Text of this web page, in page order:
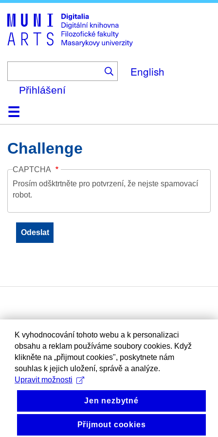
to
main
content
English
Přihlášení
DomůKolekce
Prohlížení
Vyhledávání
O platformě
Nápověda
KontaktDigitalia
Challenge
CAPTCHA
Prosím odšktrtněte pro potvrzení, že nejste spamovací
robot.
K vyhodnocování tohoto webu a k personalizaci
obsahu a reklam používáme soubory cookies. Když
klikněte na „přijmout cookies", poskytnete nám
souhlas k jejich uložení, správě a analýze.
Upravit možnosti
Jen nezbytné
Přijmout cookies